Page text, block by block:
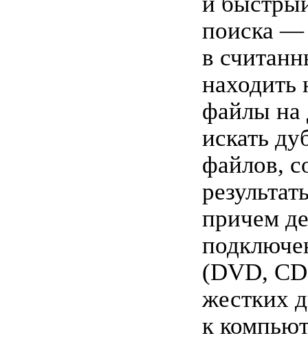
поиска —
в
файлы на
искать
файлов,
причем
(DVD,
жестких
к